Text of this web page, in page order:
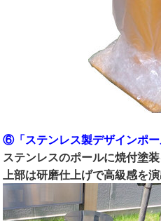
⑥「ステンレス製デザインポー
ステンレスのポールに焼付塗装
上部は研磨仕上げで高級感を演